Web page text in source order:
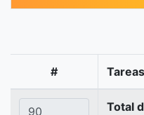
# Tareas
Total